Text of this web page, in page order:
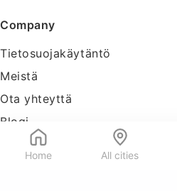
Home All cities
Company
Tietosuojakäytäntö
Meistä
Ota yhteyttä
Blogi
Tools